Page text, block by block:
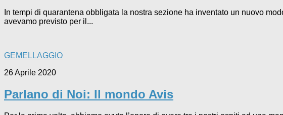
In tempi di quarantena obbligata la nostra sezione ha inventato un nuovo
avevamo previsto per il...
GEMELLAGGIO
26 Aprile 2020
Parlano di Noi: Il mondo Avis